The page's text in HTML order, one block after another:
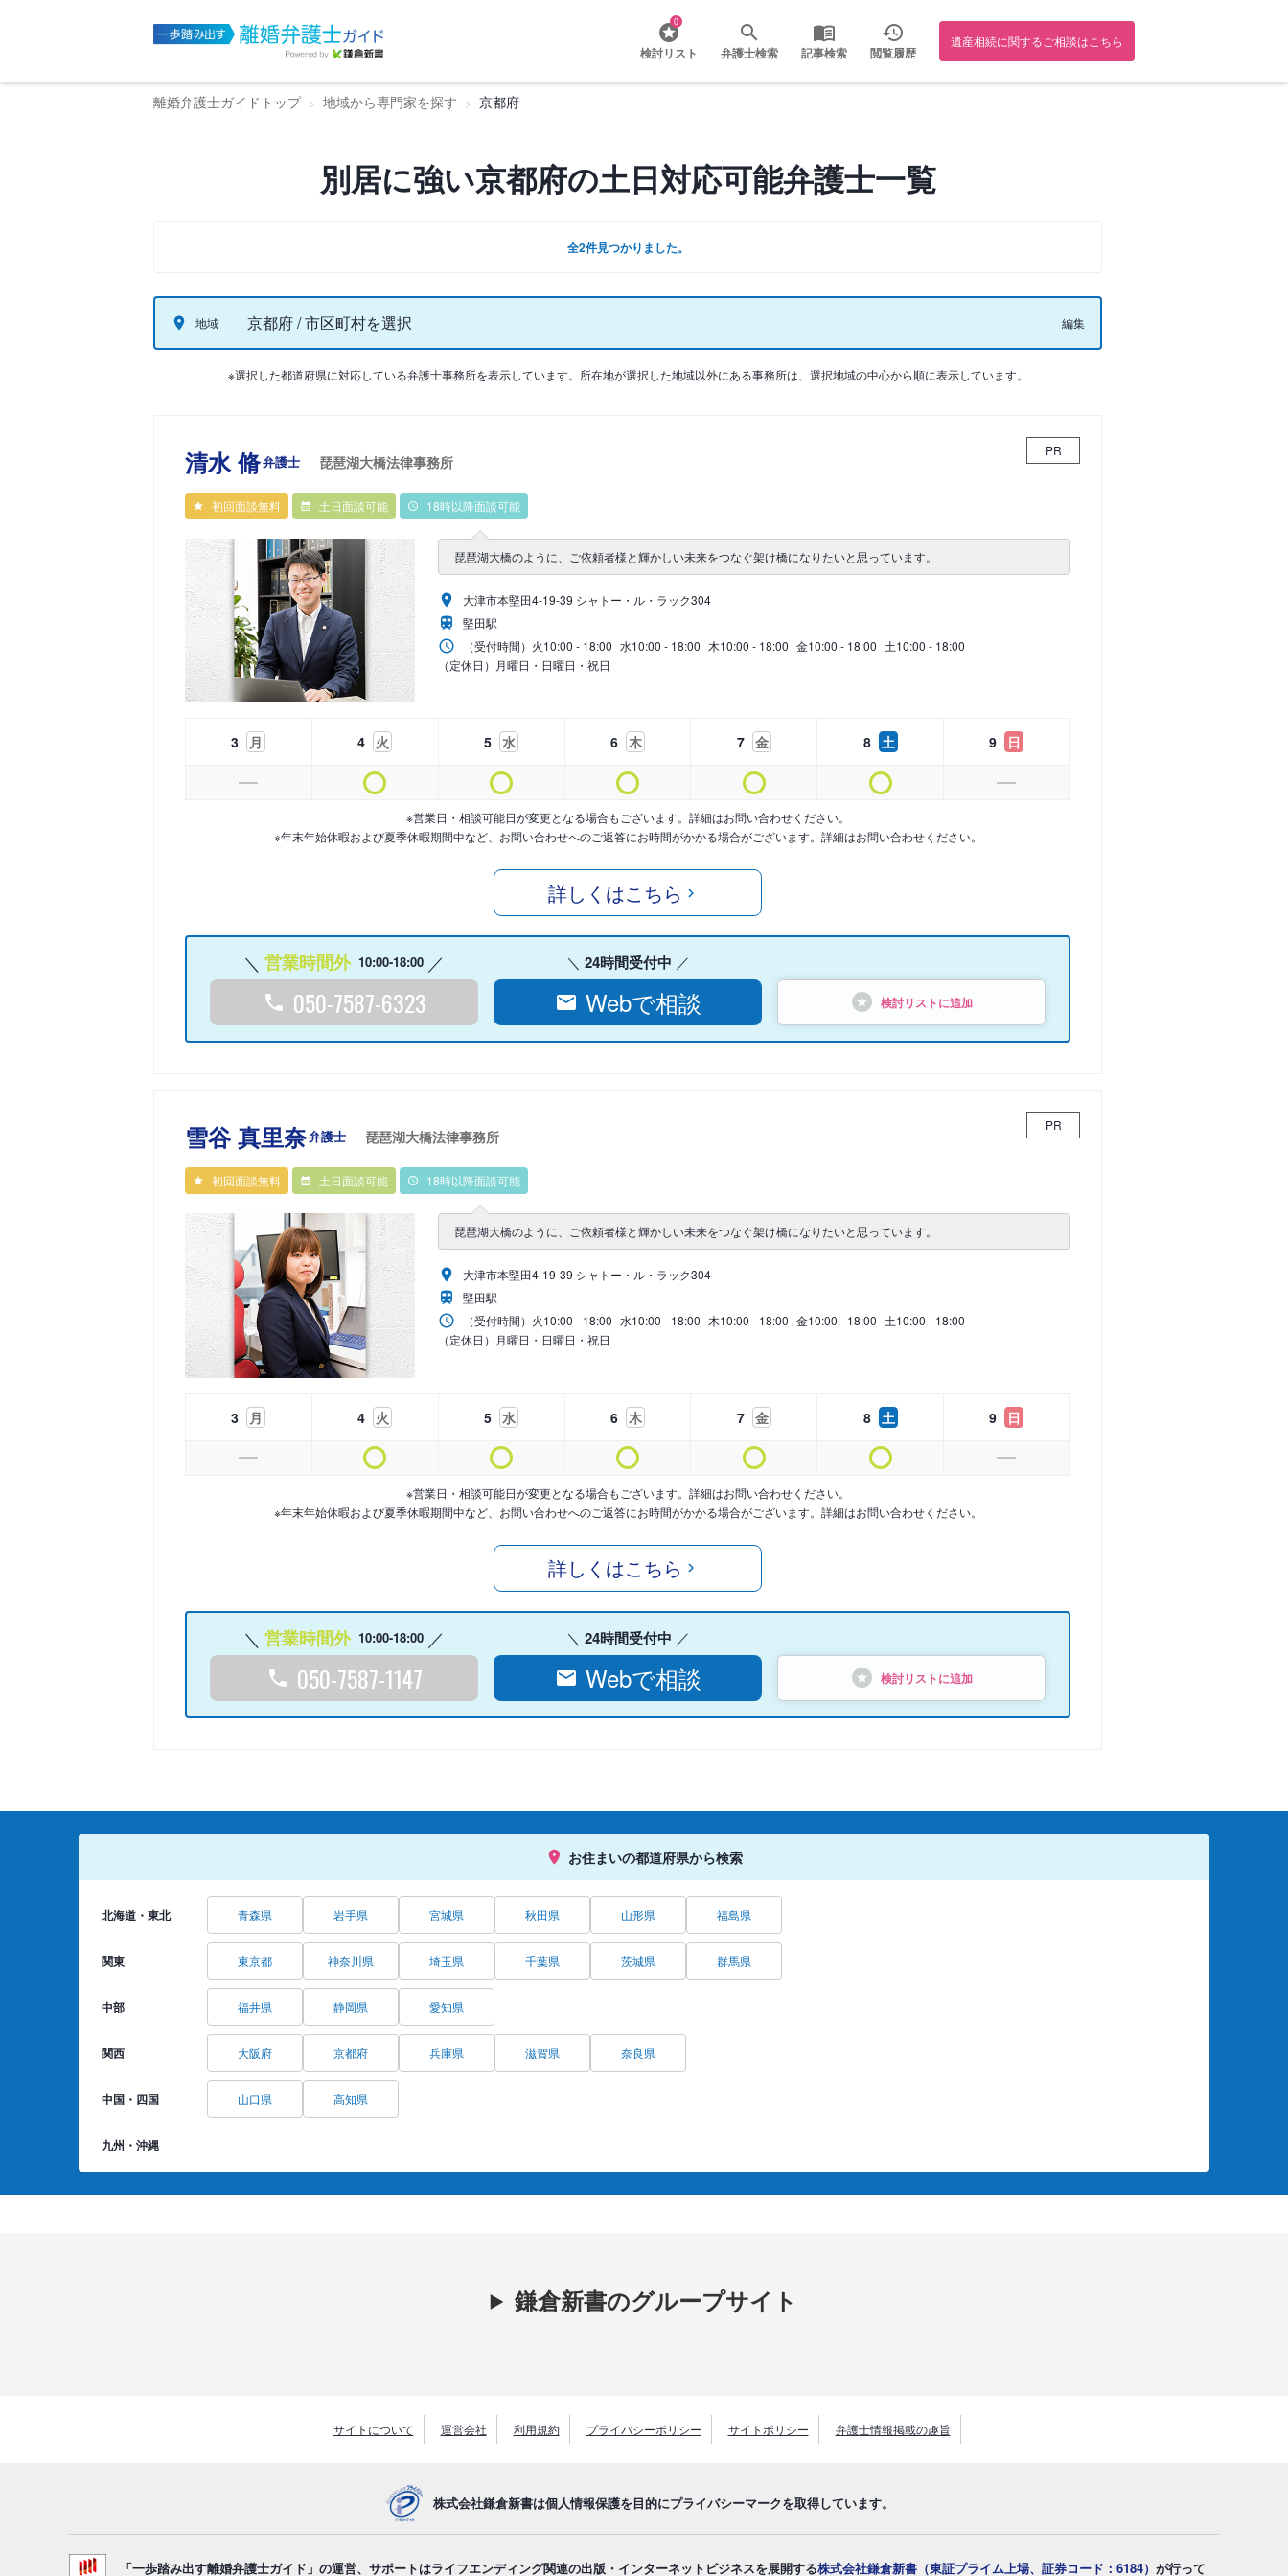
0
検討リスト 弁護士検索 記事検索 閲覧履歴
遺産相続に関するご相談はこちら
離婚弁護士ガイドトップ 地域から専門家を探す 京都府
別居に強い京都府の土日対応可能弁護士一覧
全2件見つかりました。
地域 京都府 / 市区町村を選択 編集
※選択した都道府県に対応している弁護士事務所を表示しています。所在地が選択した地域以外にある事務所は、選択地域の中心から順に表示しています。
清水 脩弁護士 琵琶湖大橋法律事務所
PR
初回面談無料 土日面談可能 18時以降面談可能
琵琶湖大橋のように、ご依頼者様と輝かしい未来をつなぐ架け橋になりたいと思っています。
大津市本堅田4-19-39 シャトー・ル・ラック304
堅田駅
（受付時間） 火10:00 - 18:00 水10:00 - 18:00 木10:00 - 18:00 金10:00 - 18:00 土10:00 - 18:00
（定休日）月曜日・日曜日・祝日
3 月 4 火 5 水 6 木 7 金 8 土 9 日
※営業日・相談可能日が変更となる場合もございます。詳細はお問い合わせください。
※年末年始休暇および夏季休暇期間中など、お問い合わせへのご返答にお時間がかかる場合がございます。詳細はお問い合わせください。
詳しくはこちら
営業時間外 10:00-18:00
050-7587-6323
24時間受付中
Webで相談 検討リストに追加
雪谷 真里奈弁護士 琵琶湖大橋法律事務所
PR
初回面談無料 土日面談可能 18時以降面談可能
琵琶湖大橋のように、ご依頼者様と輝かしい未来をつなぐ架け橋になりたいと思っています。
大津市本堅田4-19-39 シャトー・ル・ラック304
堅田駅
（受付時間） 火10:00 - 18:00 水10:00 - 18:00 木10:00 - 18:00 金10:00 - 18:00 土10:00 - 18:00
（定休日）月曜日・日曜日・祝日
3 月 4 火 5 水 6 木 7 金 8 土 9 日
※営業日・相談可能日が変更となる場合もございます。詳細はお問い合わせください。
※年末年始休暇および夏季休暇期間中など、お問い合わせへのご返答にお時間がかかる場合がございます。詳細はお問い合わせください。
詳しくはこちら
営業時間外 10:00-18:00
050-7587-1147
24時間受付中
Webで相談 検討リストに追加
お住まいの都道府県から検索
北海道・東北 青森県 岩手県 宮城県 秋田県 山形県 福島県
関東 東京都 神奈川県 埼玉県 千葉県 茨城県 群馬県
中部 福井県 静岡県 愛知県
関西 大阪府 京都府 兵庫県 滋賀県 奈良県
中国・四国 山口県 高知県
九州・沖縄
鎌倉新書のグループサイト
サイトについて 運営会社 利用規約 プライバシーポリシー サイトポリシー 弁護士情報掲載の趣旨
株式会社鎌倉新書は個人情報保護を目的にプライバシーマークを取得しています。
「一歩踏み出す離婚弁護士ガイド」の運営、サポートはライフエンディング関連の出版・インターネットビジネスを展開する株式会社鎌倉新書（東証プライム上場、証券コード：6184） が行って